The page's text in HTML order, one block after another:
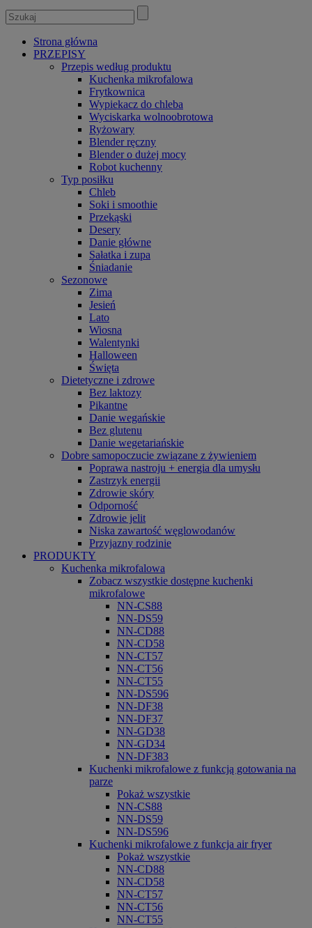
Strona główna
PRZEPISY
Przepis według produktu
Kuchenka mikrofalowa
Frytkownica
Wypiekacz do chleba
Wyciskarka wolnoobrotowa
Ryżowary
Blender ręczny
Blender o dużej mocy
Robot kuchenny
Typ posiłku
Chleb
Soki i smoothie
Przekąski
Desery
Danie główne
Sałatka i zupa
Śniadanie
Sezonowe
Zima
Jesień
Lato
Wiosna
Walentynki
Halloween
Święta
Dietetyczne i zdrowe
Bez laktozy
Pikantne
Danie wegańskie
Bez glutenu
Danie wegetariańskie
Dobre samopoczucie związane z żywieniem
Poprawa nastroju + energia dla umysłu
Zastrzyk energii
Zdrowie skóry
Odporność
Zdrowie jelit
Niska zawartość węglowodanów
Przyjazny rodzinie
PRODUKTY
Kuchenka mikrofalowa
Zobacz wszystkie dostępne kuchenki
mikrofalowe
NN-CS88
NN-DS59
NN-CD88
NN-CD58
NN-CT57
NN-CT56
NN-CT55
NN-DS596
NN-DF38
NN-DF37
NN-GD38
NN-GD34
NN-DF383
Kuchenki mikrofalowe z funkcją gotowania na
parze
Pokaż wszystkie
NN-CS88
NN-DS59
NN-DS596
Kuchenki mikrofalowe z funkcja air fryer
Pokaż wszystkie
NN-CD88
NN-CD58
NN-CT57
NN-CT56
NN-CT55